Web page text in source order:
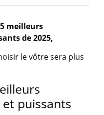
meilleurs
de 2025,
le vôtre sera plus
puissants